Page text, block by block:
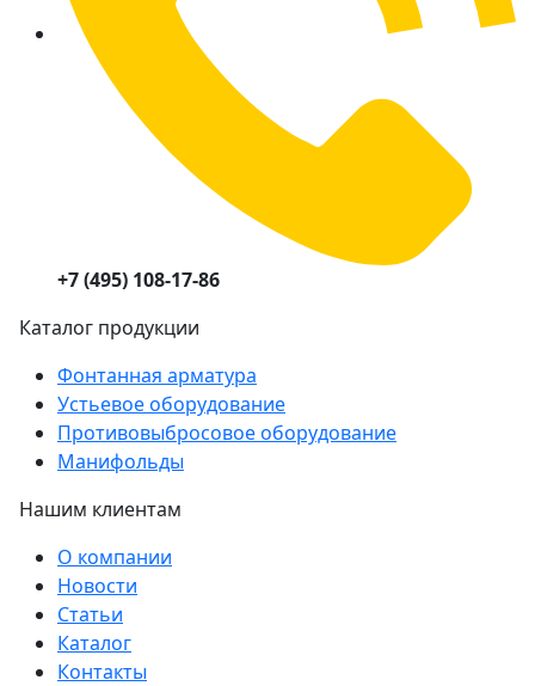
+7 (495) 108-17-86
Каталог продукции
Фонтанная арматура
Устьевое оборудование
Противовыбросовое оборудование
Манифольды
Нашим клиентам
О компании
Новости
Статьи
Каталог
Контакты